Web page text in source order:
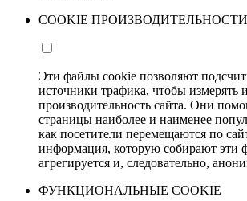
COOKIE ПРОИЗВОДИТЕЛЬНОСТИ
Эти файлы cookie позволяют
источники трафика, чтобы измерять
производительность сайта. Они
страницы наиболее и наименее
как посетители перемещаются по
информация, которую собирают эти
агрегируется и, следовательно,
ФУНКЦИОНАЛЬНЫЕ COOKIE